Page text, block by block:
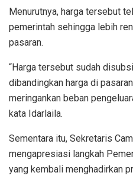
Menurutnya, harga tersebut
pemerintah sehingga lebih
pasaran.
“Harga tersebut sudah
dibandingkan harga di
meringankan beban
kata Idarlaila.
Sementara itu, Sekretaris
mengapresiasi langkah
yang kembali menghadirkan